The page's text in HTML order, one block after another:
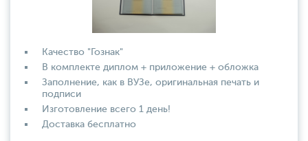
Качество "Гознак"
В комплекте диплом + приложение + обложка
Заполнение, как в ВУЗе, оригинальная печать и
подписи
Изготовление всего 1 день!
Доставка бесплатно